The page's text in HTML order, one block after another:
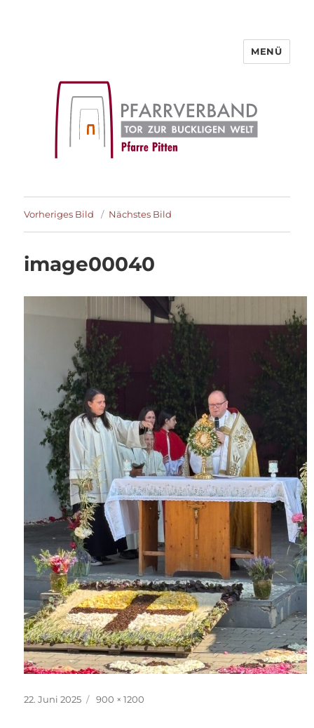
MENÜ
Vorheriges Bild Nächstes Bild
image00040
Veröffentlicht
22. Juni 2025 Originalgröße
900 × 1200